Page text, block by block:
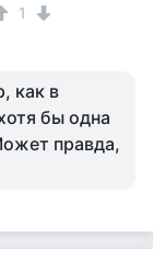
1
как в
бы одна
правда,